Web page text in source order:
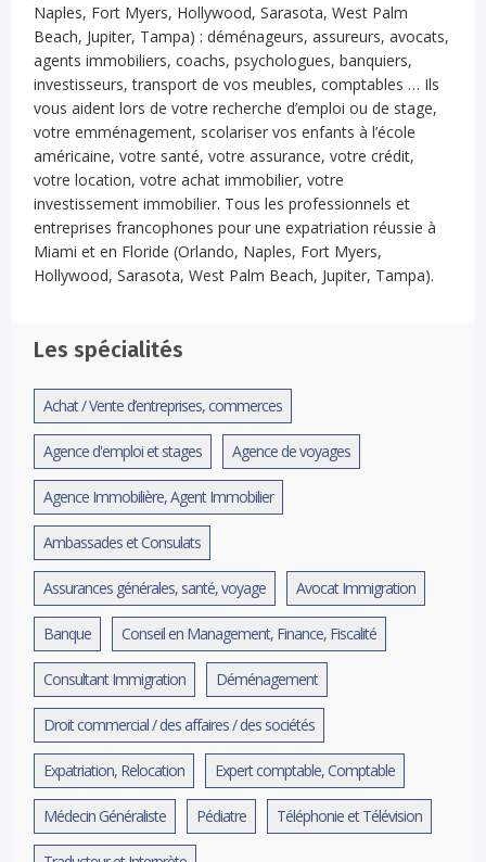
Naples, Fort Myers, Hollywood, Sarasota, West Palm
Beach, Jupiter, Tampa) : déménageurs, assureurs, avocats,
agents immobiliers, coachs, psychologues, banquiers,
investisseurs, transport de vos meubles, comptables … Ils
vous aident lors de votre recherche d’emploi ou de stage,
votre emménagement, scolariser vos enfants à l’école
américaine, votre santé, votre assurance, votre crédit,
votre location, votre achat immobilier, votre
investissement immobilier. Tous les professionnels et
entreprises francophones pour une expatriation réussie à
Miami et en Floride (Orlando, Naples, Fort Myers,
Hollywood, Sarasota, West Palm Beach, Jupiter, Tampa).
Les spécialités
Achat / Vente d’entreprises, commerces
Agence d'emploi et stages Agence de voyages
Agence Immobilière, Agent Immobilier
Ambassades et Consulats
Assurances générales, santé, voyage Avocat Immigration
Banque Conseil en Management, Finance, Fiscalité
Consultant Immigration Déménagement
Droit commercial / des affaires / des sociétés
Expatriation, Relocation Expert comptable, Comptable
Médecin Généraliste Pédiatre Téléphonie et Télévision